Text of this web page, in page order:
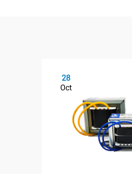
28
Oct